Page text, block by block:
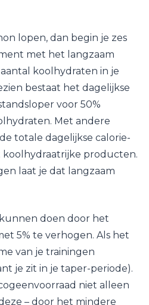
lopen, dan begin je zes
met het langzaam
koolhydraten in je
bestaat het dagelijkse
voor 50%
Met andere
totale dagelijkse calorie-
koolhydraatrijke producten.
laat je dat langzaam
doen door het
5% te verhogen. Als het
van je trainingen
je zit in je taper-periode).
niet alleen
– door het mindere